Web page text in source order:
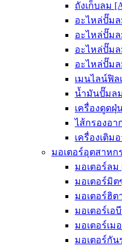
ถังเก็บลม
อะไหล่ปั๊มล
อะไหล่ปั๊มล
อะไหล่ปั๊มล
อะไหล่ปั๊มล
เมนไลน์ฟิล
น้ำมันปั๊มลม
เครื่องดูดฝุ่
ไส้กรองอา
เครื่องเติม
มอเตอร์อุตสาหกร
มอเตอร์ลม
มอเตอร์มิต
มอเตอร์ฮิต
มอเตอร์เอ
มอเตอร์เม
มอเตอร์กัน